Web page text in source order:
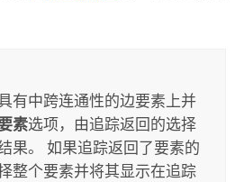
有中跨连通性的边要素上并
素选项，由追踪返回的选择
果。 如果追踪返回了要素的
整个要素并将其显示在追踪